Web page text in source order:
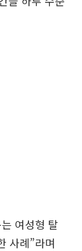
여성형 탈
사례”라며